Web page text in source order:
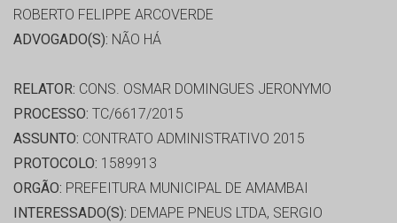
ROBERTO FELIPPE ARCOVERDE
ADVOGADO(S): NÃO HÁ
RELATOR: CONS. OSMAR DOMINGUES JERONYMO
PROCESSO: TC/6617/2015
ASSUNTO: CONTRATO ADMINISTRATIVO 2015
PROTOCOLO: 1589913
ORGÃO: PREFEITURA MUNICIPAL DE AMAMBAI
INTERESSADO(S): DEMAPE PNEUS LTDA, SERGIO